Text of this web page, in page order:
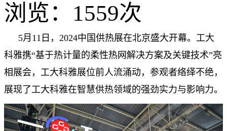
浏览： 1559次
5月11日，2024中国供热展在北京盛大开幕。工大
科雅携“基于热计量的柔性热网解决方案及关键技术”亮
相展会，工大科雅展位前人流涌动，参观者络绎不绝，
展现了工大科雅在智慧供热领域的强劲实力与影响力。